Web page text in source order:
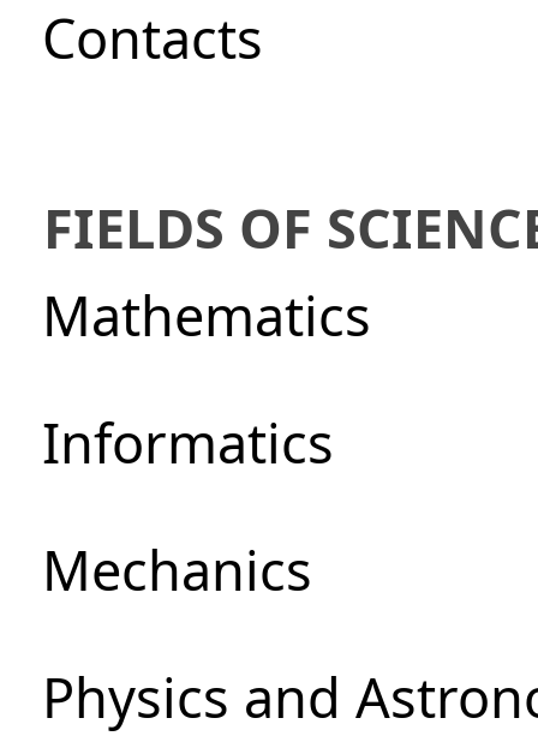
Сontacts
FIELDS OF
Mathematics
Informatics
Mechanics
Physics and